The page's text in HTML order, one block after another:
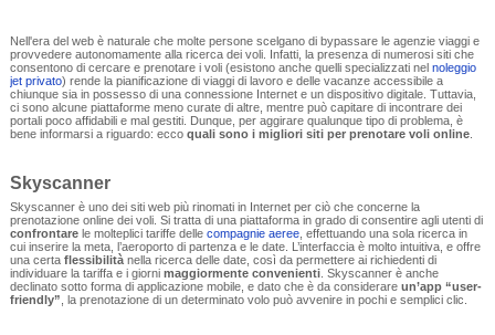
Nell'era del web è naturale che molte persone scelgano di bypassare le agenzie viaggi e
provvedere autonomamente alla ricerca dei voli. Infatti, la presenza di numerosi siti che
consentono di cercare e prenotare i voli (esistono anche quelli specializzati nel noleggio
jet privato) rende la pianificazione di viaggi di lavoro e delle vacanze accessibile a
chiunque sia in possesso di una connessione Internet e un dispositivo digitale. Tuttavia,
ci sono alcune piattaforme meno curate di altre, mentre può capitare di incontrare dei
portali poco affidabili e mal gestiti. Dunque, per aggirare qualunque tipo di problema, è
bene informarsi a riguardo: ecco quali sono i migliori siti per prenotare voli online.
Skyscanner
Skyscanner è uno dei siti web più rinomati in Internet per ciò che concerne la
prenotazione online dei voli. Si tratta di una piattaforma in grado di consentire agli utenti di
confrontarele molteplici tariffe delle compagnie aeree, effettuando una sola ricerca in
cui inserire la meta, l’aeroporto di partenza e le date. L’interfaccia è molto intuitiva, e offre
una certa flessibilità nella ricerca delle date, così da permettere ai richiedenti di
individuare la tariffa e i giorni maggiormente convenienti. Skyscanner è anche
declinato sotto forma di applicazione mobile, e dato che è da considerare un’app “user-
friendly” , la prenotazione di un determinato volo può avvenire in pochi e semplici clic.